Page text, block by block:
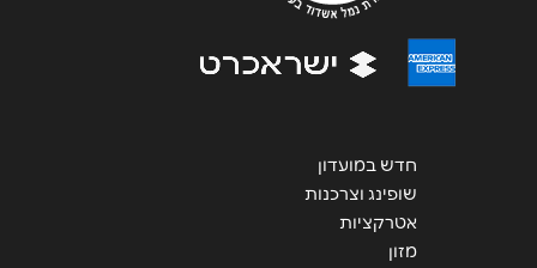
חדש במועדון
שופינג וצרכנות
אטרקציות
מזון